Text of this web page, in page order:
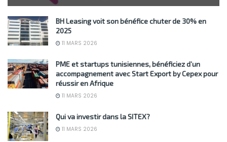
BH Leasing voit son bénéfice chuter de 30% en
2025
11 MARS 2026
PME et startups tunisiennes, bénéficiez d’un
accompagnement avec Start Export by Cepex pour
réussir en Afrique
11 MARS 2026
Qui va investir dans la SITEX?
11 MARS 2026